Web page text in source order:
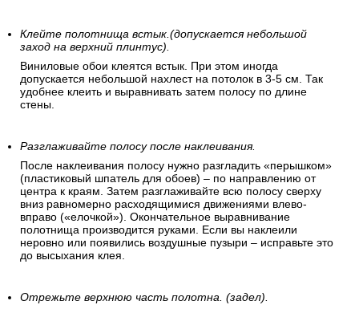
Клейте полотнища встык.(допускается небольшой
заход на верхний плинтус).
Виниловые обои клеятся встык. При этом иногда
допускается небольшой нахлест на потолок в 3-5 см. Так
удобнее клеить и выравнивать затем полосу по длине
стены.
Разглаживайте полосу после наклеивания.
После наклеивания полосу нужно разгладить «перышком»
(пластиковый шпатель для обоев) – по направлению от
центра к краям. Затем разглаживайте всю полосу сверху
вниз равномерно расходящимися движениями влево-
вправо («елочкой»). Окончательное выравнивание
полотнища производится руками. Если вы наклеили
неровно или появились воздушные пузыри – исправьте это
до высыхания клея.
Отрежьте верхнюю часть полотна. (задел).